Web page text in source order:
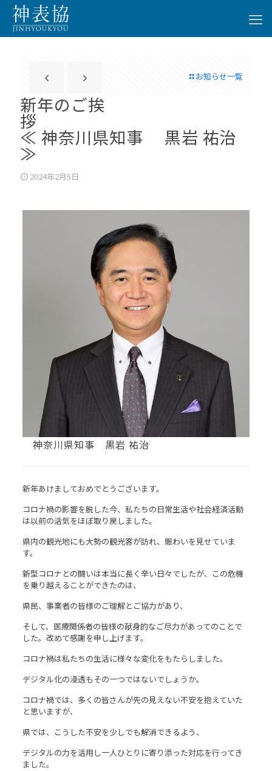
お知らせ一覧
新年のご挨
≪ 神奈川県知事 黒岩 祐治
≫
2024年2月5日
神奈川県知事 黒岩 祐治
新年あけましておめでとうございます。
コロナ禍の影響を脱した今、私たちの日常生活や社会経済活動
は以前の活気をほぼ取り戻しました。
県内の観光地にも大勢の観光客が訪れ、賑わいを見せていま
す。
新型コロナとの闘いは本当に長く辛い日々でしたが、この危機
を乗り越えることができたのは、
県民、事業者の皆様のご理解とご協力があり、
そして、医療関係者の皆様の献身的なご尽力があってのことで
した。改めて感謝を申し上げます。
コロナ禍は私たちの生活に様々な変化をもたらしました。
デジタル化の浸透もその一つではないでしょうか。
コロナ禍では、多くの皆さんが先の見えない不安を抱えていた
と思いますが、
県では、こうした不安を少しでも解消できるよう、
デジタルの力を活用し一人ひとりに寄り添った対応を行ってき
ました。